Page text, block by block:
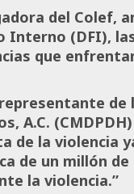
del Colef,
Interno (DFI),
que
de
A.C.
de la violencia
de un millón
la violencia.”